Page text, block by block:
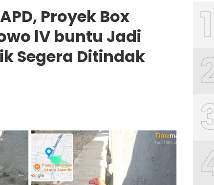
Proyek Box
lV buntu Jadi
Segera Ditindak
1